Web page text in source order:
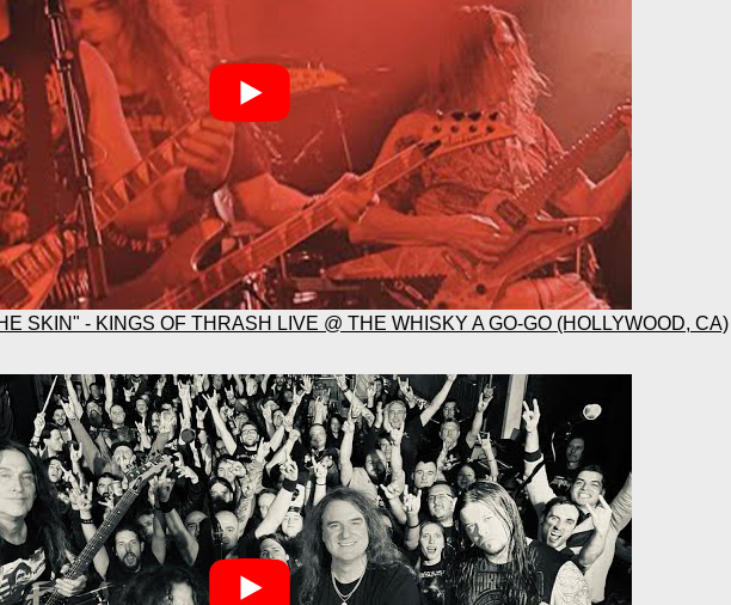
SKIN" - KINGS OF THRASH LIVE @ THE WHISKY A GO-GO (HOLLYWOOD, CA)